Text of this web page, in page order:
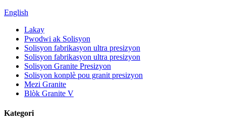
English
Lakay
Pwodwi ak Solisyon
Solisyon fabrikasyon ultra presizyon
Solisyon fabrikasyon ultra presizyon
Solisyon Granite Presizyon
Solisyon konplè pou granit presizyon
Mezi Granite
Blòk Granite V
Kategori